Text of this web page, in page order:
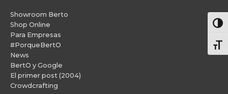
Showroom Berto
Shop Online
Para Empresas
#PorqueBertO
News
BertO y Google
El primer post (2004)
Crowdcrafting